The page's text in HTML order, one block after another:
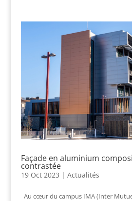
Façade en aluminium
contrastée
19 Oct 2023 | Actualités
Au cœur du campus IMA (Inter